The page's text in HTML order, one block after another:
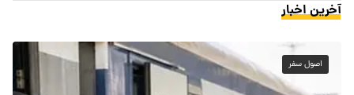
آخرین اخبار
اصول سفر